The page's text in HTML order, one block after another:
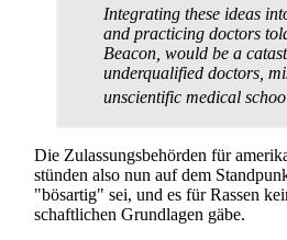
Integrating these ideas
and practicing doctors
Beacon, would be a
underqualified doctors,
unscientific medical
Die Zulassungsbehörden für
stünden also nun auf dem
"bösartig" sei, und es für Rassen
schaftlichen Grundlagen gäbe.